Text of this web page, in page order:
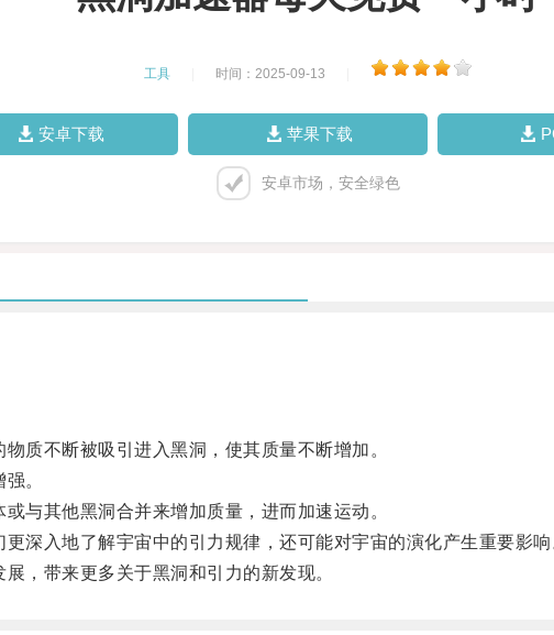
工具 时间：2025-09-13
安卓下载 苹果下载
安卓市场，安全绿色
不断被吸引进入黑洞，使其质量不断增加。
。
其他黑洞合并来增加质量，进而加速运动。
入地了解宇宙中的引力规律，还可能对宇宙的演化产生重要影响
带来更多关于黑洞和引力的新发现。